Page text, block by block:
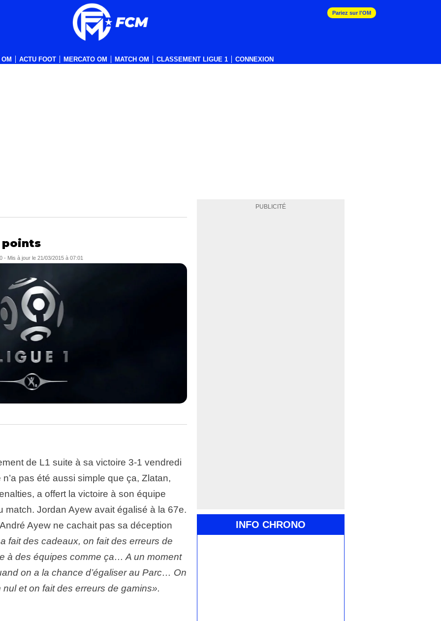
ACTU FOOT MERCATO OM MATCH OM CLASSEMENT LIGUE 1 CONNEXION
Pariez sur l'OM
PUBLICITÉ
INFO CHRONO
points
- Mis à jour le 21/03/2015 à 07:01
de L1 suite à sa victoire 3-1 vendredi
pas été aussi simple que ça, Zlatan,
a offert la victoire à son équipe
match. Jordan Ayew avait égalisé à la 67e.
Ayew ne cachait pas sa déception
fait des cadeaux, on fait des erreurs de
à des équipes comme ça… A un moment
on a la chance d’égaliser au Parc… On
et on fait des erreurs de gamins».